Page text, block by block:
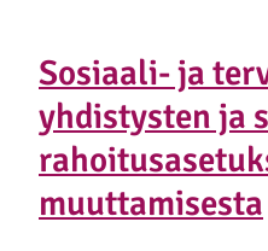
Sosiaali- ja
yhdistysten ja
muuttamisesta